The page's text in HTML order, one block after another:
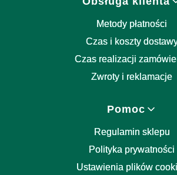
Metody płatności
Czas i koszty
Czas realizacji
Zwroty i reklamacje
Pomoc
Regulamin sklepu
Polityka prywatności
Ustawienia plików